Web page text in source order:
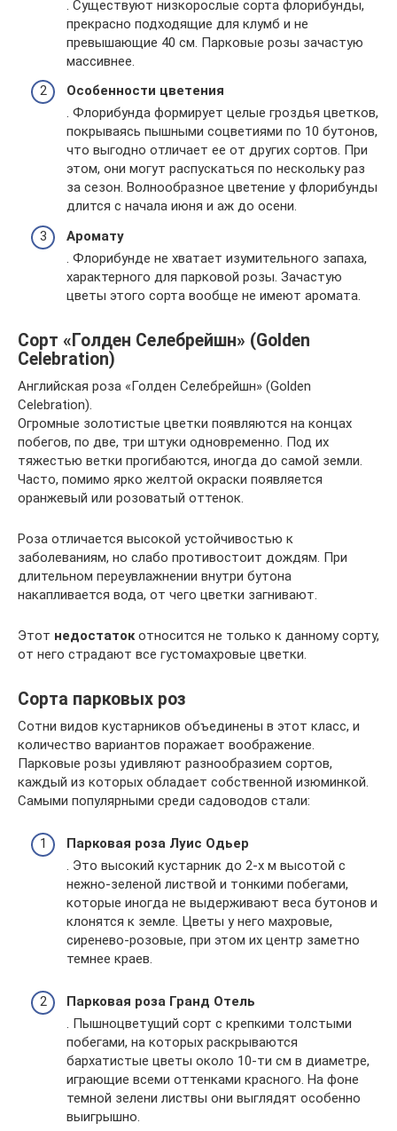
. Существуют низкорослые сорта флорибунды,
прекрасно подходящие для клумб и не
превышающие 40 см. Парковые розы зачастую
массивнее.
Особенности цветения
. Флорибунда формирует целые гроздья цветков,
покрываясь пышными соцветиями по 10 бутонов,
что выгодно отличает ее от других сортов. При
этом, они могут распускаться по нескольку раз
за сезон. Волнообразное цветение у флорибунды
длится с начала июня и аж до осени.
Аромату
. Флорибунде не хватает изумительного запаха,
характерного для парковой розы. Зачастую
цветы этого сорта вообще не имеют аромата.
Сорт «Голден Селебрейшн» (Golden
Celebration)
Английская роза «Голден Селебрейшн» (Golden
Celebration).
Огромные золотистые цветки появляются на концах
побегов, по две, три штуки одновременно. Под их
тяжестью ветки прогибаются, иногда до самой земли.
Часто, помимо ярко желтой окраски появляется
оранжевый или розоватый оттенок.
Роза отличается высокой устойчивостью к
заболеваниям, но слабо противостоит дождям. При
длительном переувлажнении внутри бутона
накапливается вода, от чего цветки загнивают.
Этот недостаток относится не только к данному сорту,
от него страдают все густомахровые цветки.
Сорта парковых роз
Сотни видов кустарников объединены в этот класс, и
количество вариантов поражает воображение.
Парковые розы удивляют разнообразием сортов,
каждый из которых обладает собственной изюминкой.
Самыми популярными среди садоводов стали:
Парковая роза Луис Одьер
. Это высокий кустарник до 2-х м высотой с
нежно-зеленой листвой и тонкими побегами,
которые иногда не выдерживают веса бутонов и
клонятся к земле. Цветы у него махровые,
сиренево-розовые, при этом их центр заметно
темнее краев.
Парковая роза Гранд Отель
. Пышноцветущий сорт с крепкими толстыми
побегами, на которых раскрываются
бархатистые цветы около 10-ти см в диаметре,
играющие всеми оттенками красного. На фоне
темной зелени листвы они выглядят особенно
выигрышно.